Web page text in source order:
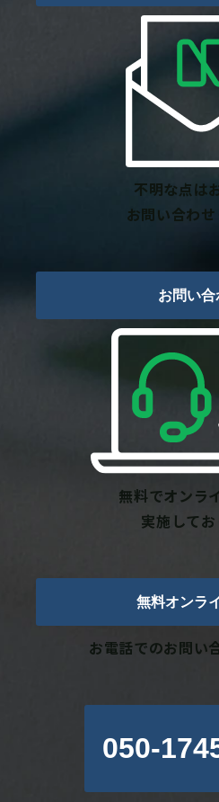
不明な点は
お問い合わ
お問い合
無料でオンラ
実施して
無料オンラ
お電話でのお問い
050-